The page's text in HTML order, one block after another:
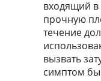
входящий в
прочную
течение
вызвать
симптом